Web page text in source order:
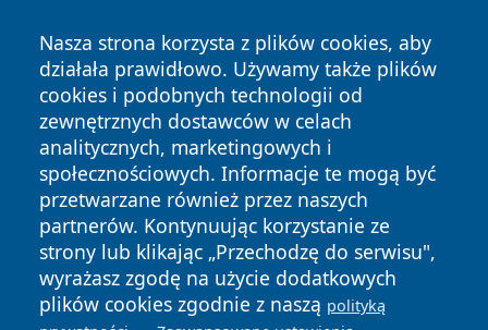
Nasza strona korzysta z plików cookies, aby
działała prawidłowo. Używamy także plików
cookies i podobnych technologii od
zewnętrznych dostawców w celach
analitycznych, marketingowych i
społecznościowych. Informacje te mogą być
przetwarzane również przez naszych
partnerów. Kontynuując korzystanie ze
strony lub klikając „Przechodzę do serwisu",
wyrażasz zgodę na użycie dodatkowych
plików cookies zgodnie z naszą polityką
Copyright © 2026 olkuszonline.pl Wszystkie prawa
zastrzeżone.
News Autorzy
Polityka
Prywatności
Polityka
Cookies